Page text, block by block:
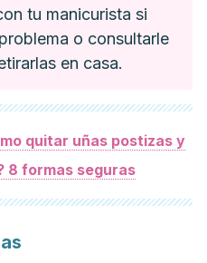
tu manicurista si
o consultarle
en casa.
quitar uñas postizas y
8 formas seguras